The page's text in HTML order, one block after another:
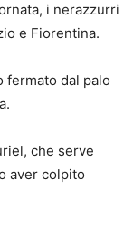
i nerazzurri
e Fiorentina.
fermato dal palo
che serve
aver colpito